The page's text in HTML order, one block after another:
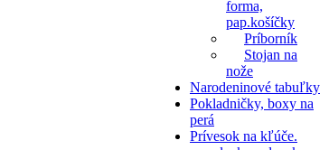
forma,
pap.košíčky
Príborník
Stojan na
nože
Narodeninové tabuľky
Pokladničky, boxy na
perá
Prívesok na kľúče.